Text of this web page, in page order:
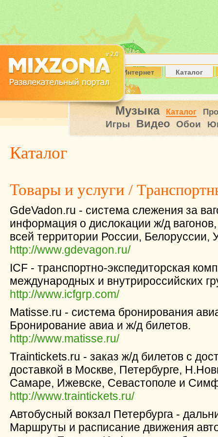
Интернет Каталог
Музыка Каталог
Игры Видео Обои
Каталог
Товары и услуги /
GdeVadon.ru - система слежения за
информация о дислокации ж/д
всей территории России, Белоруссии,
http://www.gdevagon.ru/
ICF - транспортно-экспедиторская
международных и внутрироссийских
http://www.icfgrp.com/
Matisse.ru - система бронирования
Бронирование авиа и ж/д билетов.
http://www.matisse.ru/
Traintickets.ru - заказ ж/д билетов с
доставкой в Москве, Петербурге,
Самаре, Ижевске, Севастополе и
http://www.traintickets.ru/
Автобусный вокзал Петербурга -
Маршруты и расписание движения